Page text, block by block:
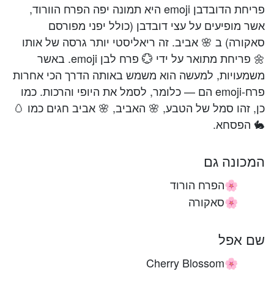
פריחת הדובדבן emoji היא תמונה יפה הפרח הוורוד,
אשר מופיעים על עצי דובדבן (כולל יפני מפורסם
סאקורה) ב 🌸 אביב. זה ריאליסטי יותר גרסה של אותו
🌼 פריחת מתואר על ידי 💮 פרח לבן emoji. באשר
משמעויות, למעשה הוא משמש באותה הדרך הכי אחרות
פרח-emoji הם — כלומר, לסמל את היופי והרכות. כמו
כן, זהו סמל של הטבע, 🌸 האביב, 🌸 אביב חגים כמו 🥚
🐇 הפסחא.
המכונה גם
🌸הפרח הורוד
🌸סאקורה
שם אפל
🌸
Cherry Blossom